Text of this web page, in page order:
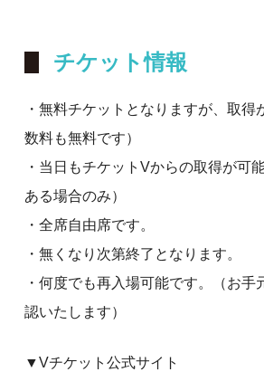
チケット情報
・無料チケットとなりますが、取得
数料も無料です）
・当日もチケットVからの取得が可
ある場合のみ）
・全席自由席です。
・無くなり次第終了となります。
・何度でも再入場可能です。（お手
認いたします）
▼Vチケット公式サイト